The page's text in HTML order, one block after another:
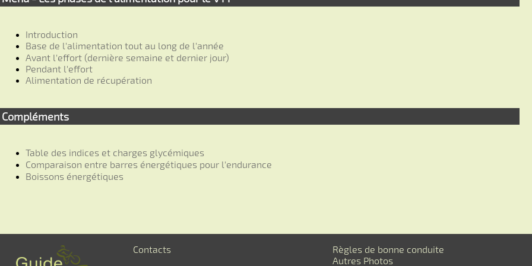
Introduction
Base de l'alimentation tout au long de l'année
Avant l'effort (dernière semaine et dernier jour)
Pendant l'effort
Alimentation de récupération
Compléments
Table des indices et charges glycémiques
Comparaison entre barres énergétiques pour l'endurance
Boissons énergétiques
Contacts
Règles de bonne conduite
Autres Photos